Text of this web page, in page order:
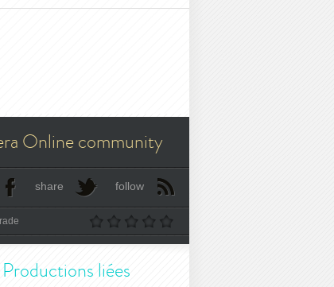
Online community
share follow
Productions liées